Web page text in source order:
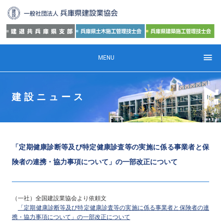
MENU
建設ニュース
「定期健康診断等及び特定健康診査等の実施に係る事業者と保
険者の連携・協力事項について」の一部改正について
（一社）全国建設業協会より依頼文
「定期健康診断等及び特定健康診査等の実施に係る事業者と保険者の連
携・協力事項について」の一部改正について